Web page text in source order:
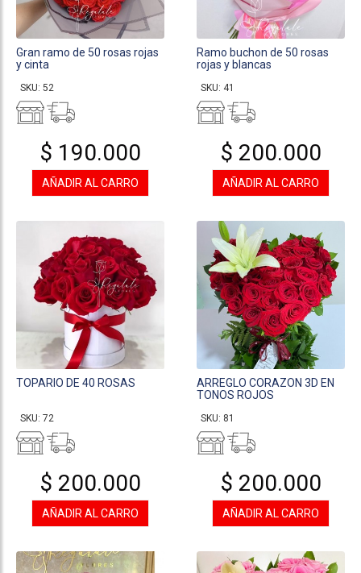
Gran ramo de 50 rosas rojas
y cinta
SKU: 52
$ 190.000
AÑADIR AL CARRO
Ramo buchon de 50 rosas
rojas y blancas
SKU: 41
$ 200.000
AÑADIR AL CARRO
TOPARIO DE 40 ROSAS
SKU: 72
$ 200.000
AÑADIR AL CARRO
ARREGLO CORAZON 3D EN
TONOS ROJOS
SKU: 81
$ 200.000
AÑADIR AL CARRO